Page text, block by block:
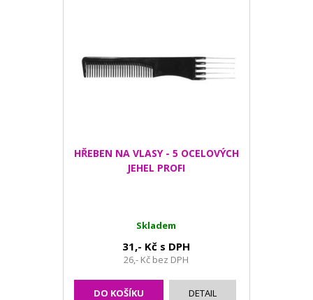
HŘEBEN NA VLASY - 5 OCELOVÝCH
JEHEL PROFI
Skladem
31,- Kč s DPH
26,- Kč bez DPH
DO KOŠÍKU DETAIL